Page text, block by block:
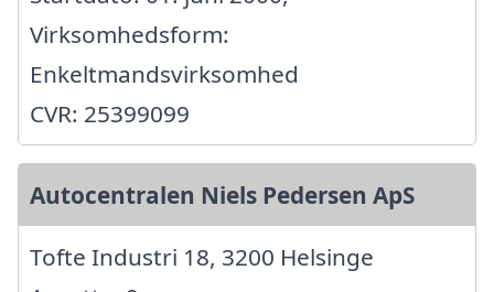
Virksomhedsform:
Enkeltmandsvirksomhed
CVR: 25399099
Autocentralen Niels Pedersen ApS
Tofte Industri 18, 3200 Helsinge